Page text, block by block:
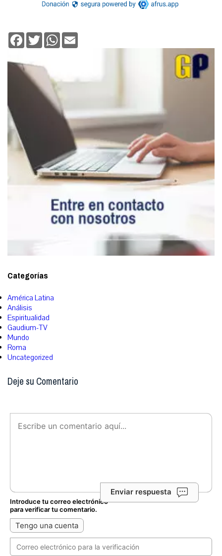
Facebook
TwitterWhatsApp
Categorías
América Latina
Análisis
Espiritualidad
Gaudium-TV
Mundo
Roma
Uncategorized
Deje su Comentario
Enviar respuesta
Introduce tu correo electrónico
para verificar tu comentario.
Tengo una cuenta